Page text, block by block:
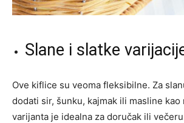
Slane i slatke
Ove kiflice su veoma fleksibilne. Za
dodati sir, šunku, kajmak ili masline kao
varijanta je idealna za doručak ili